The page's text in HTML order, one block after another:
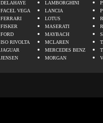
DELAHAYE
FACEL VEGA
FERRARI
FISKER
FORD
ISO RIVOLTA
JAGUAR
JENSEN
LAMBORGHINI
LANCIA
LOTUS
MASERATI
MAYBACH
MCLAREN
MERCEDES BENZ
MORGAN